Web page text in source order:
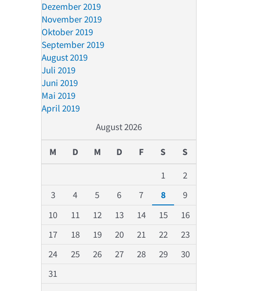
Dezember 2019
November 2019
Oktober 2019
September 2019
August 2019
Juli 2019
Juni 2019
Mai 2019
April 2019
August 2026
M D M D F S
S
1
2
3
4 5 6 7 8
9
10
11 12 13 14 15
16
17
18 19 20 21 22
23
24
25 26 27 28 29
30
31